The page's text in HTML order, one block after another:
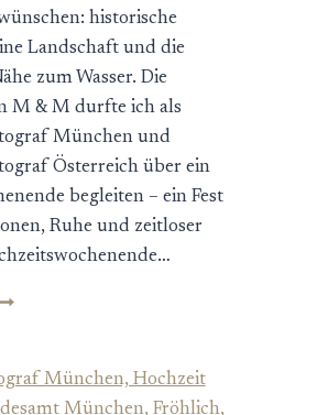
historische
Landschaft und die
zum Wasser. Die
M & M durfte ich als
München und
Österreich über ein
begleiten – ein Fest
Ruhe und zeitloser
Schloss